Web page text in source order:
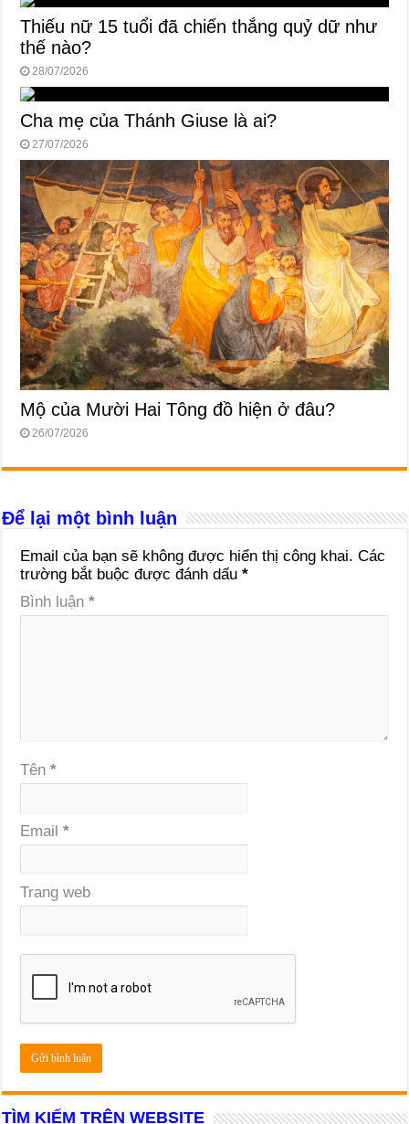
Thiếu nữ 15 tuổi đã chiến thắng quỷ dữ như
thế nào?
28/07/2026
Cha mẹ của Thánh Giuse là ai?
27/07/2026
Mộ của Mười Hai Tông đồ hiện ở đâu?
26/07/2026
Để lại một bình luận
Email của bạn sẽ không được hiển thị công khai. Các
trường bắt buộc được đánh dấu*
Bình luận*
Tên*
Email*
Trang web
TÌM KIẾM TRÊN WEBSITE